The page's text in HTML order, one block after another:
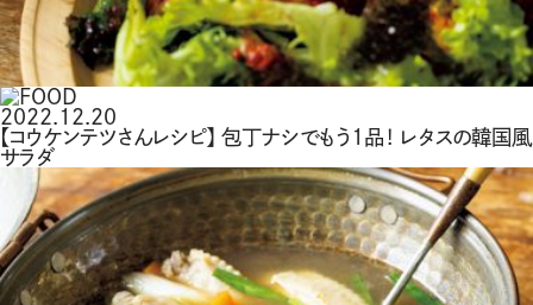
2022.12.20
【コウケンテツさんレシピ】 包丁ナシでもう1品！ レタスの韓国風
サラダ